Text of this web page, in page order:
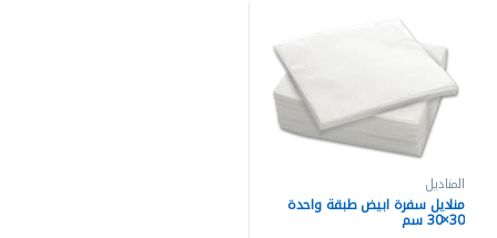
المناديل
مناديل سفرة ابيض طبقة واحدة
30×30 سم